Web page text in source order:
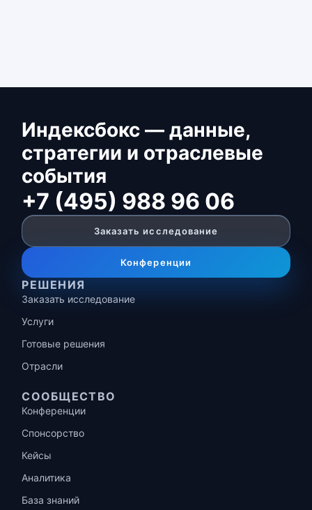
Индексбокс — данные,
стратегии и отраслевые
события
+7 (495) 988 96 06
Заказать исследование
Конференции
РЕШЕНИЯ
Заказать исследование
Услуги
Готовые решения
Отрасли
СООБЩЕСТВО
Конференции
Спонсорство
Кейсы
Аналитика
База знаний